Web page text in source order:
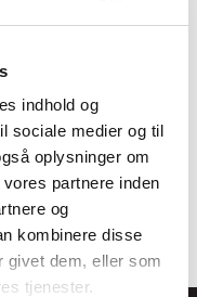
indhold og
sociale medier og til
oplysninger om
partnere inden
og
kombinere disse
givet dem, eller som
tjenester.